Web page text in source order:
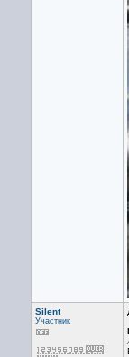
Silent
Участник